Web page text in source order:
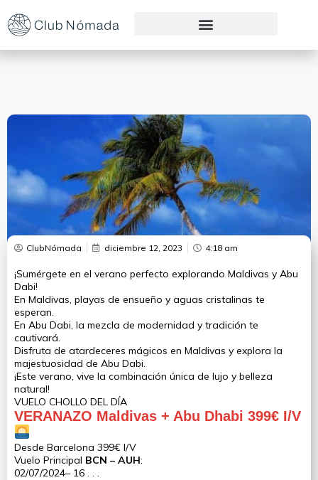
ClubNómada diciembre 12, 2023 4:18 am
¡Sumérgete en el verano perfecto explorando Maldivas y Abu
Dabi!
En Maldivas, playas de ensueño y aguas cristalinas te
esperan.
En Abu Dabi, la mezcla de modernidad y tradición te
cautivará.
Disfruta de atardeceres mágicos en Maldivas y explora la
majestuosidad de Abu Dabi.
¡Este verano, vive la combinación única de lujo y belleza
natural!
VUELO CHOLLO DEL DÍA
VERANAZO Maldivas + Abu Dhabi 399€ I/V
Desde Barcelona 399€ I/V
Vuelo Principal BCN – AUH:
02/07/2024– 16 . . .